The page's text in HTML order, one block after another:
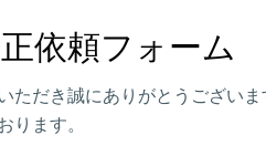
依頼フォーム
ただき誠にありがとうござい
ります。